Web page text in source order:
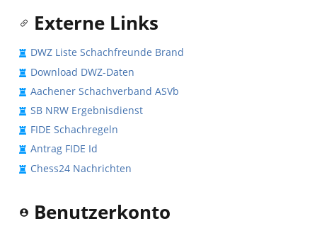
Externe Links
DWZ Liste Schachfreunde Brand
Download DWZ-Daten
Aachener Schachverband ASVb
SB NRW Ergebnisdienst
FIDE Schachregeln
Antrag FIDE Id
Chess24 Nachrichten
Benutzerkonto